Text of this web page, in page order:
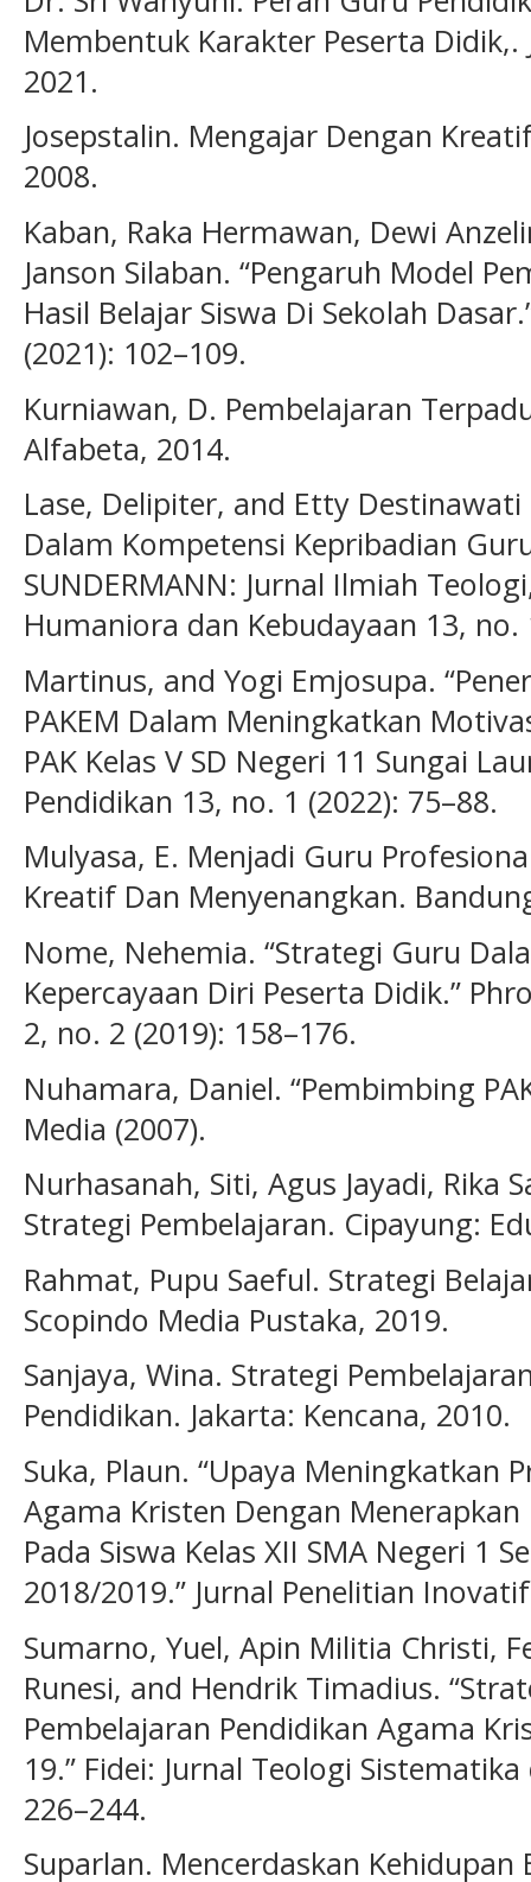
Membentuk Karakter Peserta Didik,.
2021.
Josepstalin. Mengajar Dengan
2008.
Kaban, Raka Hermawan, Dewi
Janson Silaban. “Pengaruh Model
Hasil Belajar Siswa Di Sekolah
(2021): 102–109.
Kurniawan, D. Pembelajaran
Alfabeta, 2014.
Lase, Delipiter, and Etty
Dalam Kompetensi Kepribadian
SUNDERMANN: Jurnal Ilmiah
Humaniora dan Kebudayaan 13, no.
Martinus, and Yogi Emjosupa.
PAKEM Dalam Meningkatkan
PAK Kelas V SD Negeri 11 Sungai
Pendidikan 13, no. 1 (2022): 75–88.
Mulyasa, E. Menjadi Guru
Kreatif Dan Menyenangkan.
Nome, Nehemia. “Strategi Guru
Kepercayaan Diri Peserta Didik.”
2, no. 2 (2019): 158–176.
Nuhamara, Daniel. “Pembimbing
Media (2007).
Nurhasanah, Siti, Agus Jayadi, Rika
Strategi Pembelajaran. Cipayung:
Rahmat, Pupu Saeful. Strategi
Scopindo Media Pustaka, 2019.
Sanjaya, Wina. Strategi
Pendidikan. Jakarta: Kencana, 2010.
Suka, Plaun. “Upaya Meningkatkan
Agama Kristen Dengan
Pada Siswa Kelas XII SMA Negeri 1
2018/2019.” Jurnal Penelitian
Sumarno, Yuel, Apin Militia Christi,
Runesi, and Hendrik Timadius.
Pembelajaran Pendidikan Agama
19.” Fidei: Jurnal Teologi
226–244.
Suparlan. Mencerdaskan Kehidupan